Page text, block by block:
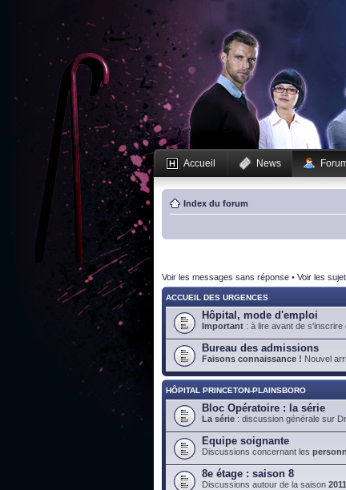
Accueil News
Index du forum
Voir les messages sans réponse • Voir les
ACCUEIL DES URGENCES
Hôpital, mode d'emploi
Important : à lire avant de s'inscrire
Bureau des admissions
Faisons connaissance ! Nouvel
HÔPITAL PRINCETON-PLAINSBORO
Bloc Opératoire : la série
La série : discussion générale sur
Equipe soignante
Discussions concernant les
8e étage : saison 8
Discussions autour de la saison